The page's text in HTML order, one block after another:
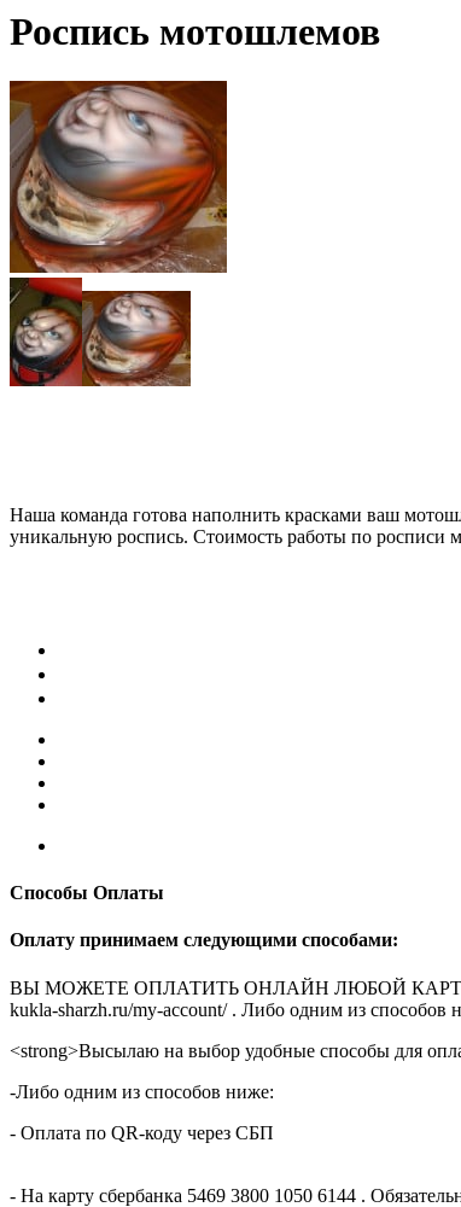
Роспись мотошлемов
Наша команда готова наполнить красками ваш
уникальную роспись. Стоимость работы по росписи
Способы Оплаты
Оплату принимаем следующими способами:
ВЫ МОЖЕТЕ ОПЛАТИТЬ ОНЛАЙН ЛЮБОЙ КАРТОЙ В
kukla-sharzh.ru/my-account/ . Либо одним из способов
<strong>Высылаю на выбор удобные способы для
-Либо одним из способов ниже:
- Оплата по QR-коду через СБП
- На карту сбербанка 5469 3800 1050 6144 .